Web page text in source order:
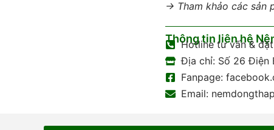
→ Tham khảo các sản
Thông tin liên hệ
Hotline tư vấn &
Địa chỉ: Số 26 Điện
Fanpage:
Email: